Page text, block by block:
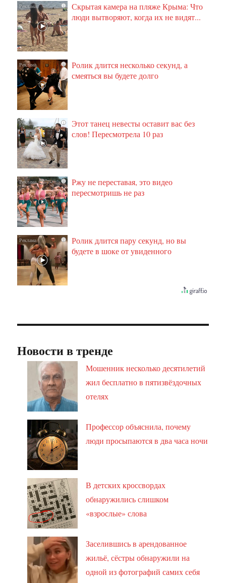
i
Скрытая камера на пляже Крыма: Что
люди вытворяют, когда их не видят...
i
Ролик длится несколько секунд, а
смеяться вы будете долго
i
Этот танец невесты оставит вас без
слов! Пересмотрела 10 раз
i
Ржу не переставая, это видео
пересмотришь не раз
i
Ролик длится пару секунд, но вы
будете в шоке от увиденного
Новости в тренде
Мошенник несколько десятилетий
жил бесплатно в пятизвёздочных
отелях
Профессор объяснила, почему
люди просыпаются в два часа ночи
В детских кроссвордах
обнаружились слишком
«взрослые» слова
Заселившись в арендованное
жильё, сёстры обнаружили на
одной из фотографий самих себя